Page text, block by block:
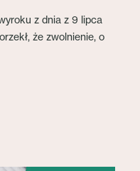
z dnia z 9 lipca
że zwolnienie, o